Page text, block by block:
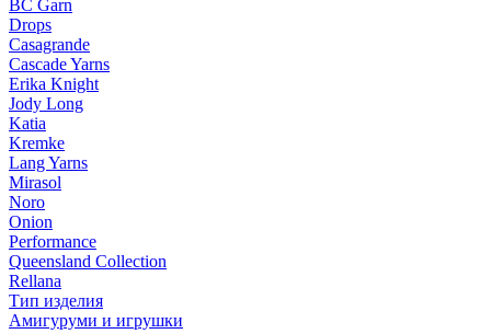
BC Garn
Drops
Casagrande
Cascade Yarns
Erika Knight
Jody Long
Katia
Kremke
Lang Yarns
Mirasol
Noro
Onion
Performance
Queensland Collection
Rellana
Тип изделия
Амигуруми и игрушки